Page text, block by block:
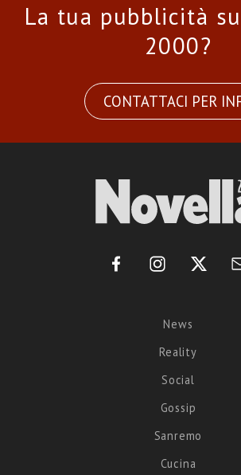
La tua pubblicità
2000?
CONTATTACI PER
News
Reality
Social
Gossip
Sanremo
Cucina